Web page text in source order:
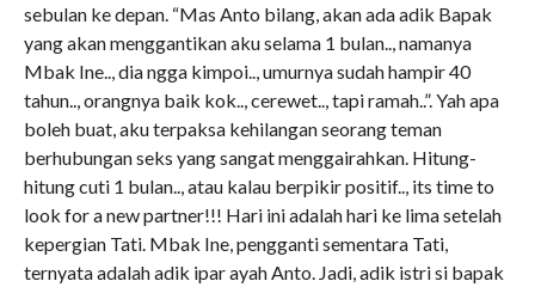
sebulan ke depan. “Mas Anto bilang, akan ada adik Bapak
yang akan menggantikan aku selama 1 bulan.., namanya
Mbak Ine.., dia ngga kimpoi.., umurnya sudah hampir 40
tahun.., orangnya baik kok.., cerewet.., tapi ramah..”. Yah apa
boleh buat, aku terpaksa kehilangan seorang teman
berhubungan seks yang sangat menggairahkan. Hitung-
hitung cuti 1 bulan.., atau kalau berpikir positif.., its time to
look for a new partner!!! Hari ini adalah hari ke lima setelah
kepergian Tati. Mbak Ine, pengganti sementara Tati,
ternyata adalah adik ipar ayah Anto. Jadi, adik istri si bapak